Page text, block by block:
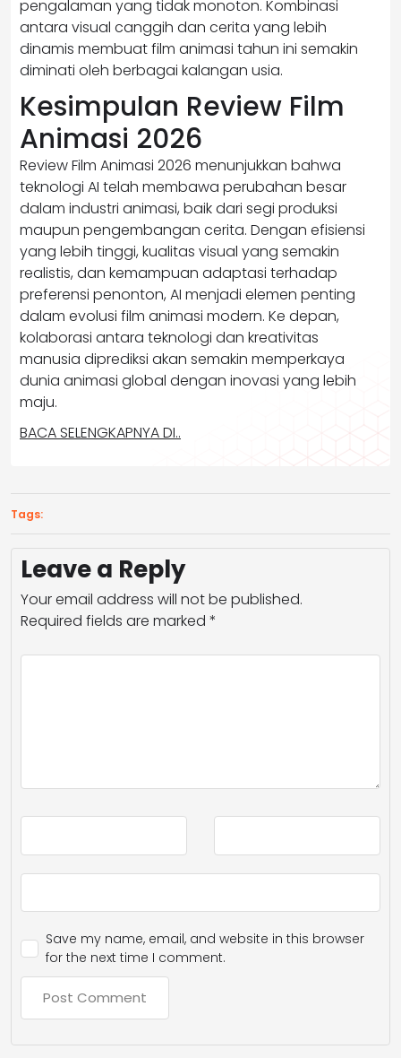
pengalaman yang tidak monoton. Kombinasi
antara visual canggih dan cerita yang lebih
dinamis membuat film animasi tahun ini semakin
diminati oleh berbagai kalangan usia.
Kesimpulan Review Film
Animasi 2026
Review Film Animasi 2026 menunjukkan bahwa
teknologi AI telah membawa perubahan besar
dalam industri animasi, baik dari segi produksi
maupun pengembangan cerita. Dengan efisiensi
yang lebih tinggi, kualitas visual yang semakin
realistis, dan kemampuan adaptasi terhadap
preferensi penonton, AI menjadi elemen penting
dalam evolusi film animasi modern. Ke depan,
kolaborasi antara teknologi dan kreativitas
manusia diprediksi akan semakin memperkaya
dunia animasi global dengan inovasi yang lebih
maju.
BACA SELENGKAPNYA DI..
Tags:
Leave a Reply
Your email address will not be published.
Required fields are marked *
Save my name, email, and website in this browser
for the next time I comment.